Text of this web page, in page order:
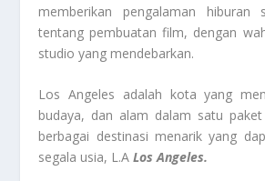
memberikan pengalaman hiburan
tentang pembuatan film, dengan
studio yang mendebarkan.
Los Angeles adalah kota yang
budaya, dan alam dalam satu paket
berbagai destinasi menarik yang
segala usia, L.A Los Angeles.